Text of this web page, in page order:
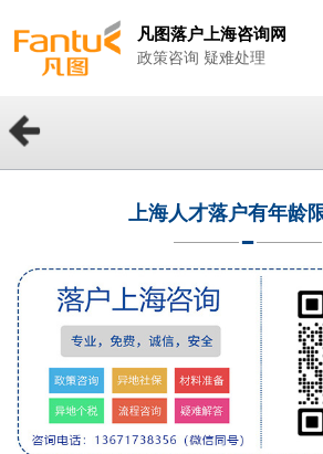
凡图落户上海咨询网
政策咨询 疑难处理
上海人才落户有年龄